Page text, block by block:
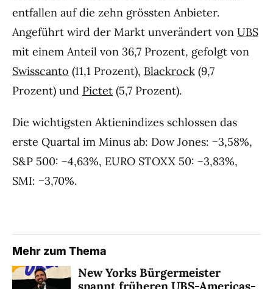
entfallen auf die zehn grössten Anbieter.
Angeführt wird der Markt unverändert von UBS
mit einem Anteil von 36,7 Prozent, gefolgt von
Swisscanto (11,1 Prozent), Blackrock (9,7
Prozent) und Pictet (5,7 Prozent).
Die wichtigsten Aktienindizes schlossen das
erste Quartal im Minus ab: Dow Jones: −3,58%,
S&P 500: −4,63%, EURO STOXX 50: −3,83%,
SMI: −3,70%.
Mehr zum Thema
New Yorks Bürgermeister
spannt früheren UBS-Americas-